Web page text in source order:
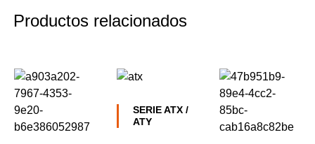
Productos relacionados
SERIE ATX /
ATY